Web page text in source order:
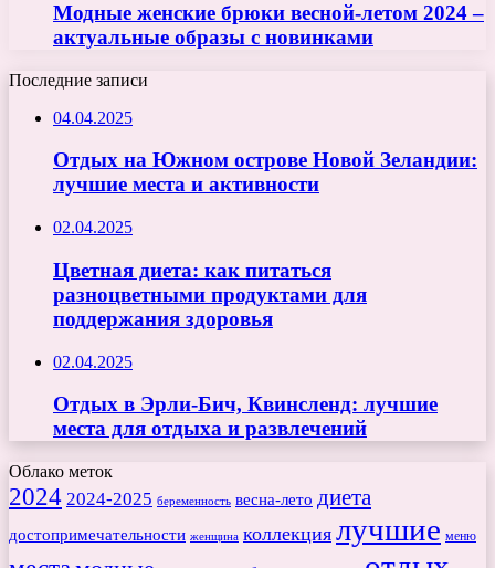
Модные женские брюки весной-летом 2024 –
актуальные образы с новинками
Последние записи
04.04.2025
Отдых на Южном острове Новой Зеландии:
лучшие места и активности
02.04.2025
Цветная диета: как питаться
разноцветными продуктами для
поддержания здоровья
02.04.2025
Отдых в Эрли-Бич, Квинсленд: лучшие
места для отдыха и развлечений
Облако меток
2024 2024-2025 беременность весна-лето диета
достопримечательности женщина коллекция лучшие меню